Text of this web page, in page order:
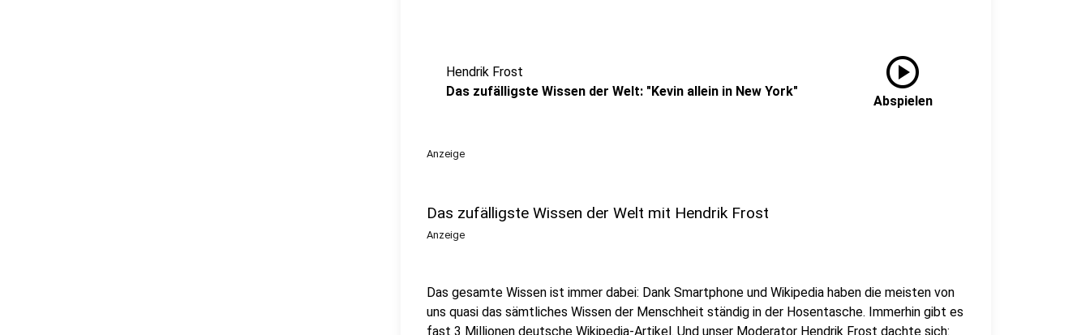
Hendrik Frost
Das zufälligste Wissen der Welt: "Kevin allein in New York"
play_circle
Abspielen
Anzeige
Das zufälligste Wissen der Welt mit Hendrik Frost
Anzeige
Das gesamte Wissen ist immer dabei: Dank Smartphone und Wikipedia haben die meisten von
uns quasi das sämtliches Wissen der Menschheit ständig in der Hosentasche. Immerhin gibt es
fast 3 Millionen deutsche Wikipedia-Artikel. Und unser Moderator Hendrik Frost dachte sich: